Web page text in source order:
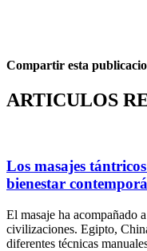
Compartir esta
ARTICULOS
Los masajes
bienestar
El masaje ha acompañado
civilizaciones. Egipto,
diferentes técnicas